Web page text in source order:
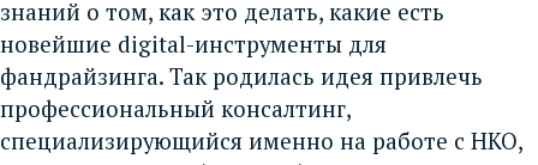
знаний о том, как это делать, какие есть
новейшие digital-инструменты для
фандрайзинга. Так родилась идея привлечь
профессиональный консалтинг,
специализирующийся именно на работе с НКО,